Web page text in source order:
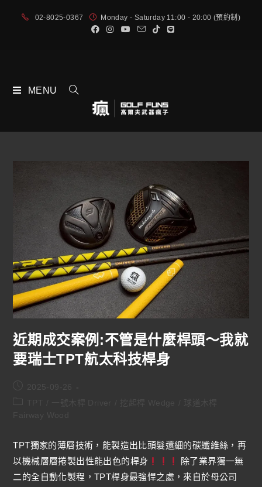
02-8025-0367 Monday - Saturday 11:00 - 20:00 (預約制)
MENU
近期成交案例:不管是什麼桿頭～我就
要瑞士TPT航太科技桿身
2025-09-26
挖起桿 Wedge
Fairway Wood
TPT獨家的薄層技術，能製造出比頭髮還細的碳纖維絲，再
以機械層層捲製出性能出色的桿身
除了業界獨一無
二的全自動化製程，TPT桿身最強悍之處，來自於母公司